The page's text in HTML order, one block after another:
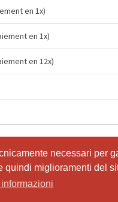
necessari per
miglioramenti del
necessari per
miglioramenti del
en 1x)
en 1x)
en 12x)
il tuo studio.